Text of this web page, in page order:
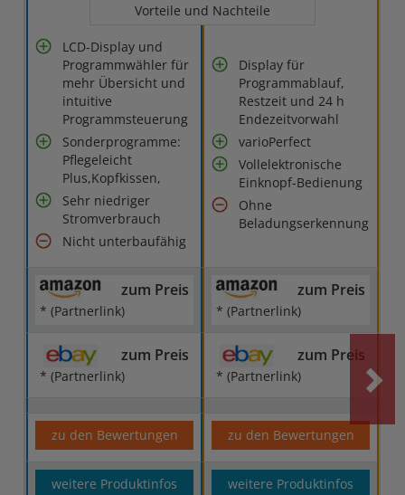
Vorteile und Nachteile
LCD-Display und
Programmwähler für
mehr Übersicht und
intuitive
Programmsteuerung
Sonderprogramme:
Pflegeleicht
Plus,Kopfkissen,
Sehr niedriger
Stromverbrauch
Nicht unterbaufähig
Display für
Programmablauf,
Restzeit und 24 h
Endezeitvorwahl
varioPerfect
Vollelektronische
Einknopf-Bedienung
Ohne
Beladungserkennung
zum Preis
* (Partnerlink)
zum Preis
* (Partnerlink)
zum Preis
* (Partnerlink)
zum Preis
* (Partnerlink)
zu den Bewertungen zu den Bewertungen
weitere Produktinfos weitere Produktinfos